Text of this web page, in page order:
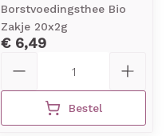
Borstvoedingsthee Bio
Zakje 20x2g
€ 6,49
Bestel